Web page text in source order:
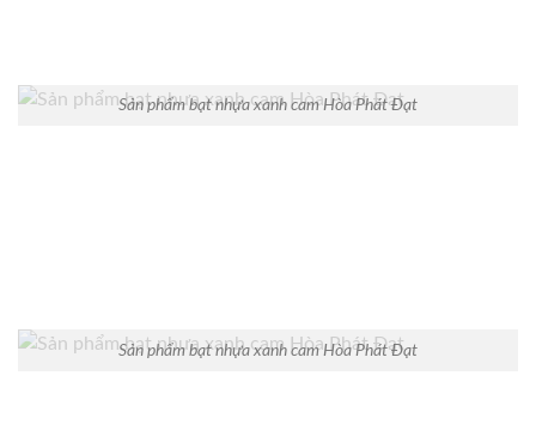
Sản phẩm bạt nhựa xanh cam Hòa Phát Đạt
Sản phẩm bạt nhựa xanh cam Hòa Phát Đạt